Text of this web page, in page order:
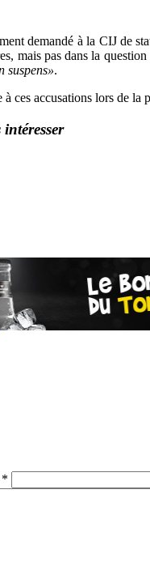
demandé à la CIJ de
mais pas dans la
suspens».
ces accusations lors de
*